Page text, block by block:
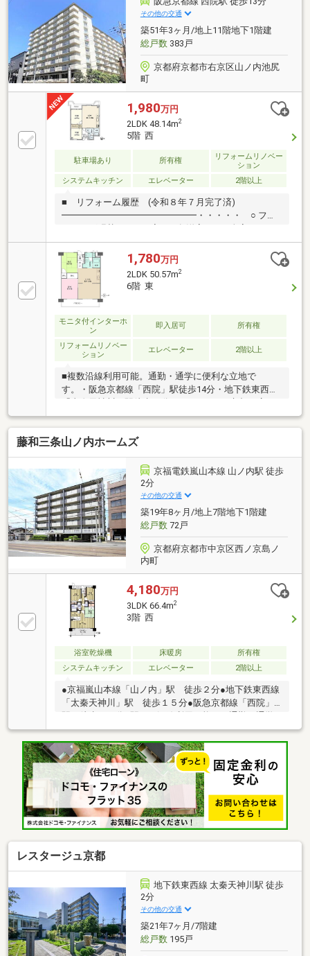
その他の交通
築51年3ヶ月/地上11階地下1階建
総戸数383戸
京都府京都市右京区山ノ内池尻
町
1,980万円
2LDK 48.14m2
5階 西
駐車場あり 所有権
リフォームリノベー
ション
システムキッチン
エレベーター 2階以上
■ リフォーム履歴 (令和８年７月完了済)
━━━━━━━━━━━━━━━・・・・・ ○ フロ
（壁・床）張替 ○ キッチン・浴室・トイレ・洗面化
粧台新調 ○ 給湯器交換 〇 洗濯パン交換 ○ 建具一
部交換 ○ ハウスクリーニング■ おすすめポイント
━━━━━━━━━━━━━━━・・・・・ ○ ３線
３駅利用可 ・阪急京都線「西院」駅 徒
歩１３分 ・地下鉄東西線「太秦天神川」駅 徒歩
１５分 ・京福嵐山本線「山ノ内」駅 徒歩１
０分 ○ 京都ファミリー隣接（約８０ｍ）
1,780万円
2LDK 50.57m2
6階 東
モニタ付インターホ
ン
即入居可 所有権
リフォームリノベー
ション
エレベーター 2階以上
■複数沿線利用可能。通勤・通学に便利な立地で
す。・阪急京都線「西院」駅徒歩14分・地下鉄東西線
約180m。■地上11階建の6階部分、眺望良好な東向き
の住戸です。■LDKは約12帖。キッチン・ダイニング
とリビングがゾーニングされた間取り。■住空間を有
効活用できる壁付け型キッチン。■全居室6帖以上。心
やすらぐ和室が設けられています。■LDKと洋室から出
入りできる東向きバルコニー。■即入居可。■2023年3
月室内リフォーム実施。・新調／キッチン、浴室、ト
イレ、洗面化粧台、給湯器・張替／床、畳表替え・エ
アコン2台設置
藤和三条山ノ内ホームズ
京福電鉄嵐山本線 山ノ内駅 徒歩
2分
その他の交通
築19年8ヶ月/地上7階地下1階建
総戸数72戸
京都府京都市中京区西ノ京島ノ
内町
4,180万円
3LDK 66.4m2
3階 西
浴室乾燥機 床暖房
所有権
システムキッチン
エレベーター 2階以上
●京福嵐山本線「山ノ内」駅 徒歩２分●地下鉄東西線
「太秦天神川」駅 徒歩１５分●阪急京都線「西院」
に便利な立地○対面式カウンターを採用しており、ご
家族との会話を楽しみながらお料理できます。○全居
室に収納スペースを備え、収納力も充実しておりま
す。○フリーダイヤル０１２０－０７－４０６３まで
お電話ください！■ドラッグストアコスモス西大路三
条店まで約２７０ｍ■イオンスタイル山ノ内小町まで
約３５０ｍ■スーパーマツモト西大路御池店まで約３
５０ｍ■サンディ京都山ノ内店まで約３６０ｍ■ダイソ
レスタージュ京都
地下鉄東西線 太秦天神川駅 徒歩
2分
その他の交通
築21年7ヶ月/7階建
総戸数195戸